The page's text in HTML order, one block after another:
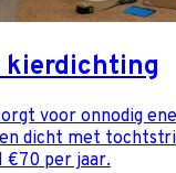
kierdichting
voor onnodig
dicht met
€70 per jaar.